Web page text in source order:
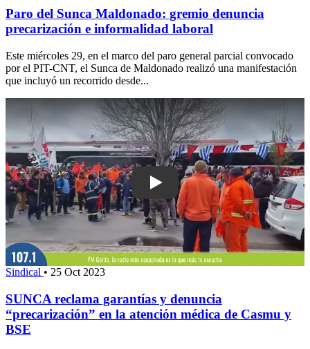
Paro del Sunca Maldonado: gremio denuncia
precarización e informalidad laboral
Este miércoles 29, en el marco del paro general parcial convocado
por el PIT-CNT, el Sunca de Maldonado realizó una manifestación
que incluyó un recorrido desde...
Play: SUNCA reclama garantías y
Sindical • 25 Oct 2023
SUNCA reclama garantías y denuncia
“precarización” en la atención médica de Casmu y
BSE